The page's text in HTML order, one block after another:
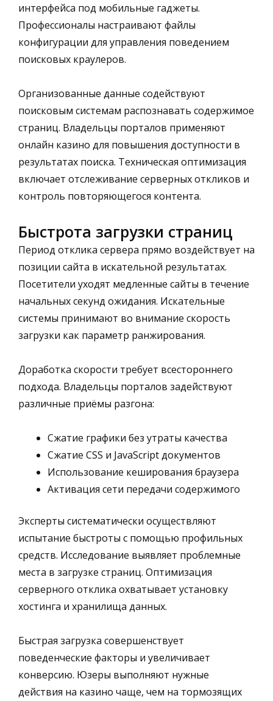
интерфейса под мобильные гаджеты.
Профессионалы настраивают файлы
конфигурации для управления поведением
поисковых краулеров.
Организованные данные содействуют
поисковым системам распознавать содержимое
страниц. Владельцы порталов применяют
онлайн казино для повышения доступности в
результатах поиска. Техническая оптимизация
включает отслеживание серверных откликов и
контроль повторяющегося контента.
Быстрота загрузки страниц
Период отклика сервера прямо воздействует на
позиции сайта в искательной результатах.
Посетители уходят медленные сайты в течение
начальных секунд ожидания. Искательные
системы принимают во внимание скорость
загрузки как параметр ранжирования.
Доработка скорости требует всестороннего
подхода. Владельцы порталов задействуют
различные приёмы разгона:
Сжатие графики без утраты качества
Сжатие CSS и JavaScript документов
Использование кеширования браузера
Активация сети передачи содержимого
Эксперты систематически осуществляют
испытание быстроты с помощью профильных
средств. Исследование выявляет проблемные
места в загрузке страниц. Оптимизация
серверного отклика охватывает установку
хостинга и хранилища данных.
Быстрая загрузка совершенствует
поведенческие факторы и увеличивает
конверсию. Юзеры выполняют нужные
действия на казино чаще, чем на тормозящих